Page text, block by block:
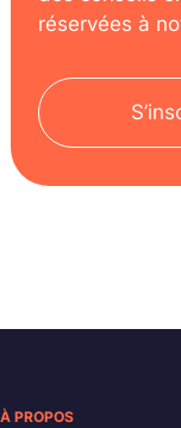
réservées à
À PROPOS